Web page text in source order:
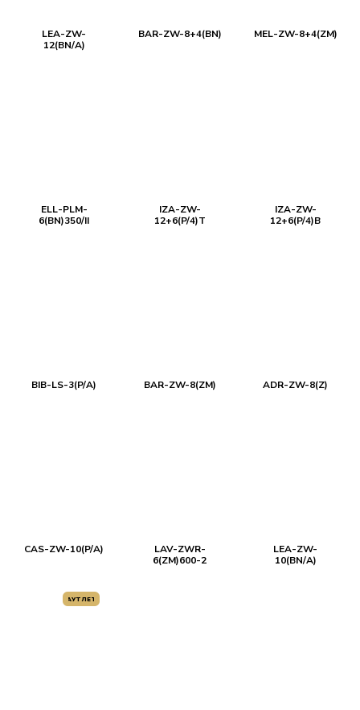
LEA-ZW-
12(BN/A)
BAR-ZW-8+4(BN) MEL-ZW-8+4(ZM)
ELL-PLM-
6(BN)350/II
IZA-ZW-
12+6(P/4)T
IZA-ZW-
12+6(P/4)B
BIB-LS-3(P/A) BAR-ZW-8(ZM) ADR-ZW-8(Z)
CAS-ZW-10(P/A)
LAV-ZWR-
6(ZM)600-2
LEA-ZW-
10(BN/A)
АУТЛЕТ